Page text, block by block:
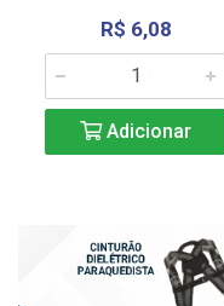
R$ 6,08
Adicionar